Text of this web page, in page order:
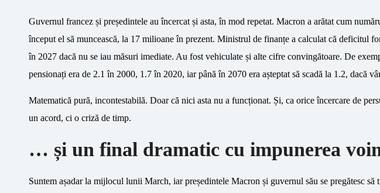
Guvernul francez și președintele au încercat și asta, în mod repetat. Macron a arătat cum
început el să muncească, la 17 milioane în prezent. Ministrul de finanțe a calculat că deficitul
în 2027 dacă nu se iau măsuri imediate. Au fost vehiculate și alte cifre convingătoare. De
pensionați era de 2.1 în 2000, 1.7 în 2020, iar până în 2070 era așteptat să scadă la 1.2, dacă
Matematică pură, incontestabilă. Doar că nici asta nu a funcționat. Și, ca orice încercare de
un acord, ci o criză de timp.
… și un final dramatic cu impunerea
Suntem așadar la mijlocul lunii March, iar președintele Macron și guvernul său se pregătesc